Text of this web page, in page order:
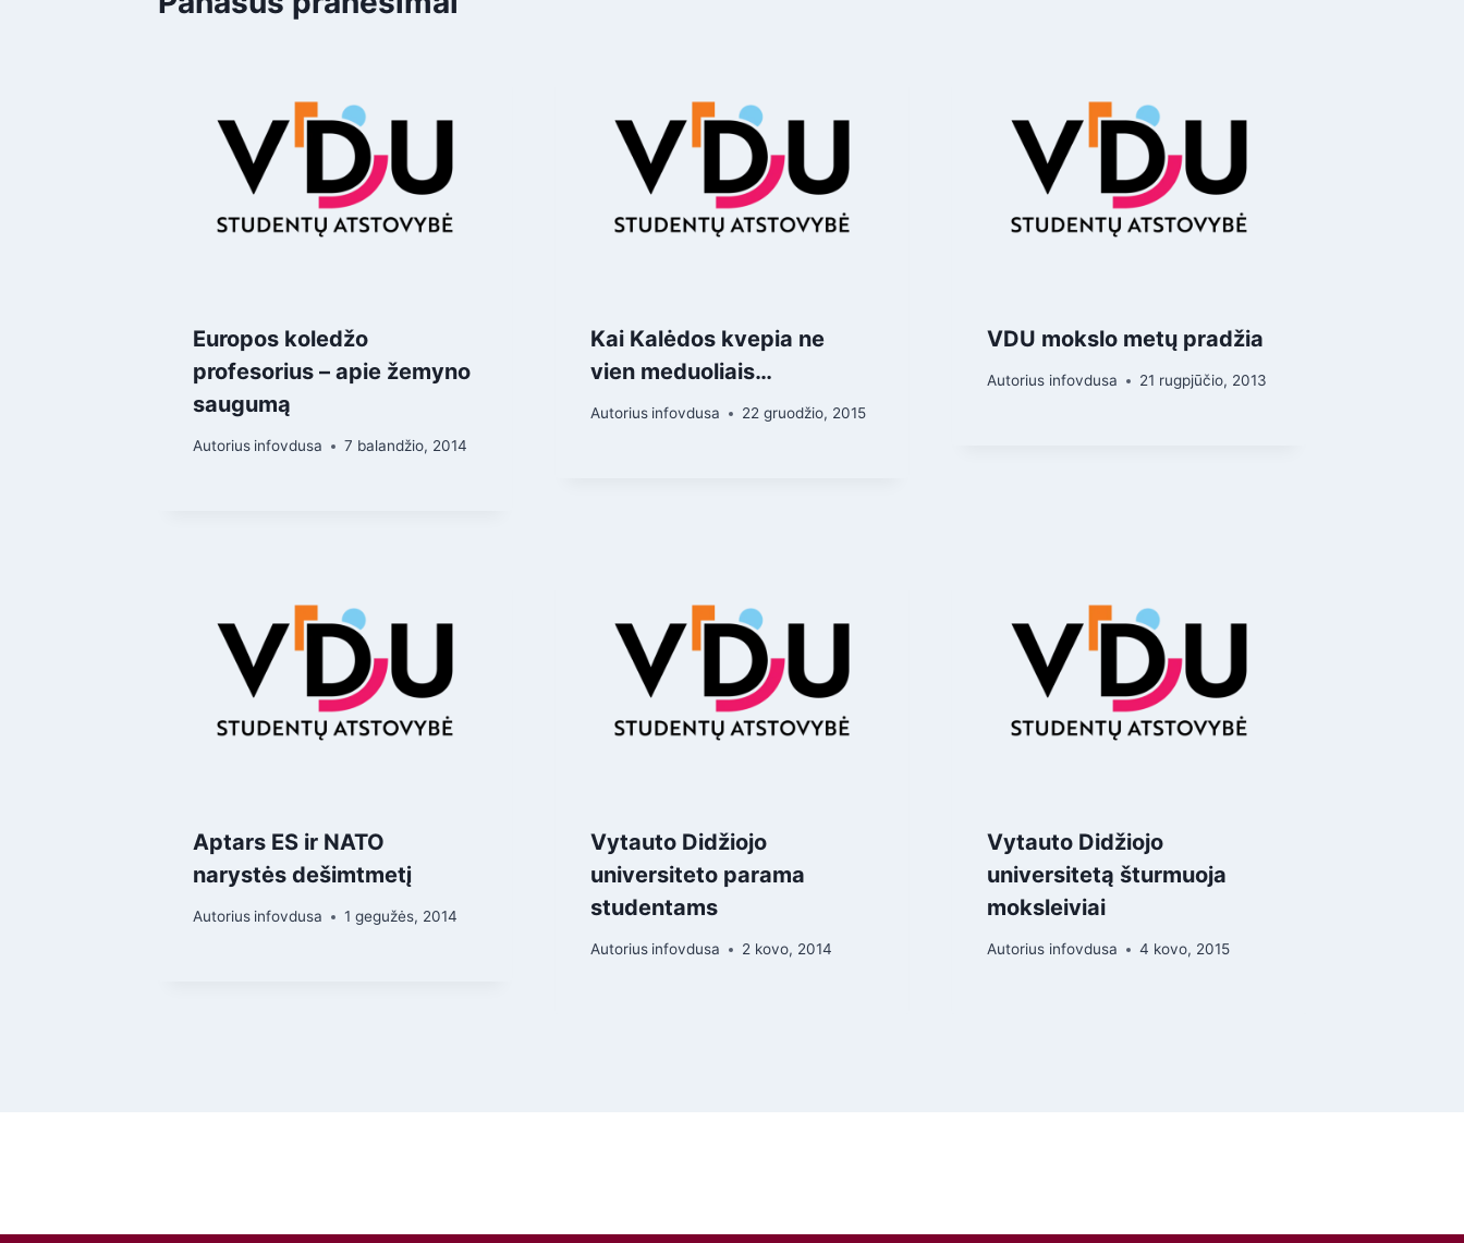
Europos koledžo
profesorius – apie žemyno
saugumą
Autorius infovdusa 7 balandžio, 2014
Kai Kalėdos kvepia ne
vien meduoliais…
Autorius infovdusa 22 gruodžio, 2015
VDU mokslo metų pradžia
Autorius infovdusa 21 rugpjūčio, 2013
Aptars ES ir NATO
narystės dešimtmetį
Autorius infovdusa 1 gegužės, 2014
Vytauto Didžiojo
universiteto parama
studentams
Autorius infovdusa 2 kovo, 2014
Vytauto Didžiojo
universitetą šturmuoja
moksleiviai
Autorius infovdusa 4 kovo, 2015